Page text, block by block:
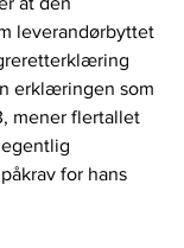
leverandørbyttet
erklæringen som
mener flertallet
for hans